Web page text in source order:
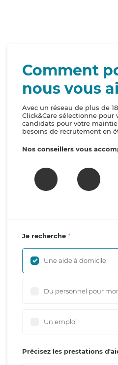
Comment
nous vous
Avec un réseau de plus de
Click&Care sélectionne pour
candidats pour votre
besoins de recrutement en
Nos conseillers vous
Je recherche
Une aide à domicile
Du personnel pour
Un emploi
Précisez les prestations